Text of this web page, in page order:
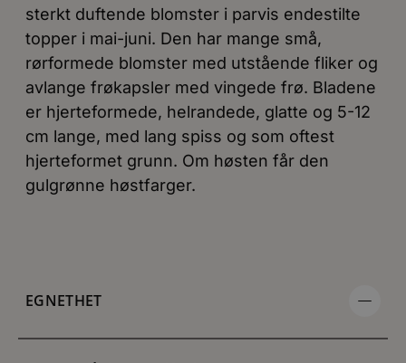
sterkt duftende blomster i parvis endestilte
topper i mai-juni. Den har mange små,
rørformede blomster med utstående fliker og
avlange frøkapsler med vingede frø. Bladene
er hjerteformede, helrandede, glatte og 5-12
cm lange, med lang spiss og som oftest
hjerteformet grunn. Om høsten får den
gulgrønne høstfarger.
EGNETHET